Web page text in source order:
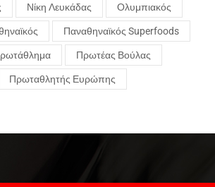
Νίκη Λευκάδας Ολυμπιακός
Παναθηναϊκός Superfoods
Πρωτέας Βούλας
Πρωταθλητής Ευρώπης